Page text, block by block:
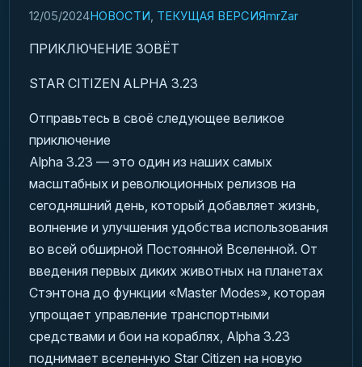
12/05/2024НОВОСТИ, ТЕКУЩАЯ ВЕРСИЯmrZar
ПРИКЛЮЧЕНИЕ ЗОВЁТ
STAR CITIZEN ALPHA 3.23
Отправьтесь в своё следующее великое
приключение
Alpha 3.23 — это один из наших самых
масштабных и революционных релизов на
сегодняшний день, который добавляет жизнь,
волнение и улучшения удобства использования
во всей обширной Постоянной Вселенной. От
введения первых диких животных на планетах
Стэнтона до функции «Master Modes», которая
упрощает управление транспортными
средствами и бои на кораблях, Alpha 3.23
поднимает вселенную Star Citizen на новую